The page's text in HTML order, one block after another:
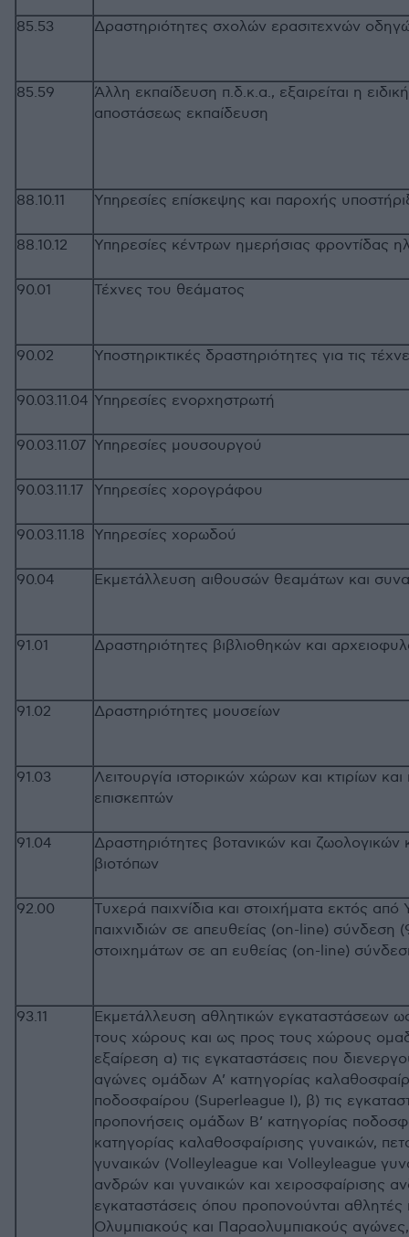
85.53 Δραστηριότητες σχολών ερασιτεχνών
85.59
Άλλη εκπαίδευση π.δ.κ.α., εξαιρείται η
αποστάσεως εκπαίδευση
88.10.11 Υπηρεσίες επίσκεψης και παροχής
88.10.12 Υπηρεσίες κέντρων ημερήσιας φροντίδας
90.01 Τέχνες του θεάματος
90.02 Υποστηρικτικές δραστηριότητες για τις
90.03.11.04 Υπηρεσίες ενορχηστρωτή
90.03.11.07 Υπηρεσίες μουσουργού
90.03.11.17 Υπηρεσίες χορογράφου
90.03.11.18 Υπηρεσίες χορωδού
90.04 Εκμετάλλευση αιθουσών θεαμάτων και
91.01 Δραστηριότητες βιβλιοθηκών και
91.02 Δραστηριότητες μουσείων
91.03
Λειτουργία ιστορικών χώρων και κτιρίων
επισκεπτών
91.04
Δραστηριότητες βοτανικών και
βιοτόπων
92.00
Τυχερά παιχνίδια και στοιχήματα εκτός
παιχνιδιών σε απευθείας (on-line) σύνδεση
στοιχημάτων σε απ ευθείας (on-line)
93.11
Εκμετάλλευση αθλητικών εγκαταστάσεων
τους χώρους και ως προς τους χώρους
εξαίρεση α) τις εγκαταστάσεις που
αγώνες ομάδων Α’ κατηγορίας
ποδοσφαίρου (Superleague Ι), β) τις
προπονήσεις ομάδων Β’ κατηγορίας
κατηγορίας καλαθοσφαίρισης γυναικών,
γυναικών (Volleyleague και Volleyleague
ανδρών και γυναικών και χειροσφαίρισης
εγκαταστάσεις όπου προπονούνται
Ολυμπιακούς και Παραολυμπιακούς